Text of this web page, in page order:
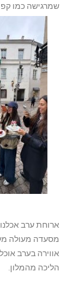
שמרגישה כמו
מסעדה מעולה
אווירה בערב
הליכה מהמלון.